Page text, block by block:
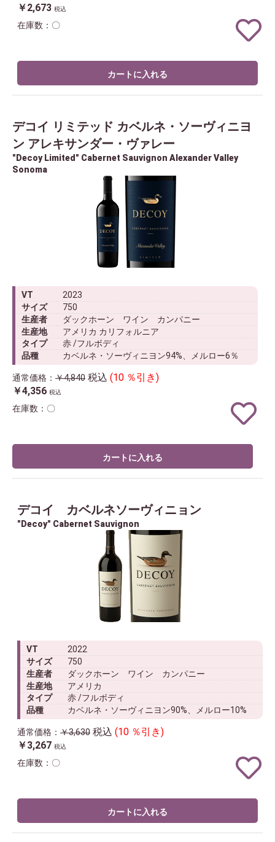
￥2,673 税込
在庫数：〇
カートに入れる
デコイ リミテッド カベルネ・ソーヴィニヨ
ン アレキサンダー・ヴァレー
"Decoy Limited" Cabernet Sauvignon Alexander Valley
Sonoma
VT
2023
サイズ
750
生産者
ダックホーン ワイン カンパニー
生産地
アメリカ カリフォルニア
タイプ
赤 /フルボディ
品種
カベルネ・ソーヴィニヨン94%、メルロー6％
通常価格： ￥4,840 税込 (10 ％引き)
￥4,356 税込
在庫数：〇
カートに入れる
デコイ カベルネソーヴィニョン
"Decoy" Cabernet Sauvignon
VT
2022
サイズ
750
生産者
ダックホーン ワイン カンパニー
生産地
アメリカ
タイプ
赤 /フルボディ
品種
カベルネ・ソーヴィニヨン90%、メルロー10%
通常価格： ￥3,630 税込 (10 ％引き)
￥3,267 税込
在庫数：〇
カートに入れる